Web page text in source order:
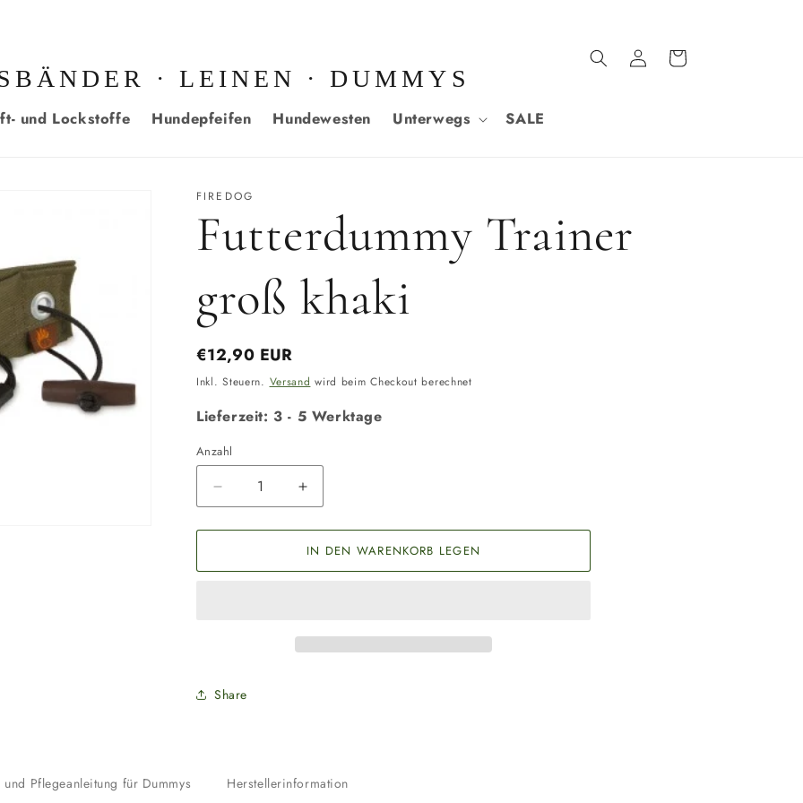
· LEINEN · DUMMYS
und Lockstoffe Hundepfeifen Hundewesten Unterwegs SALE
Einloggen
Warenkorb
FIREDOG
Futterdummy Trainer
groß khaki
Normaler
Preis
€12,90 EUR
Inkl. Steuern. Versand wird beim Checkout berechnet
Lieferzeit: 3 - 5 Werktage
Anzahl
Anzahl
Verringere
die
Menge
Futterdummy
Erhöhe
die
Menge
für
Futterdummy
IN DEN WARENKORB LEGEN
Share
Pflegeanleitung für Dummys Herstellerinformation